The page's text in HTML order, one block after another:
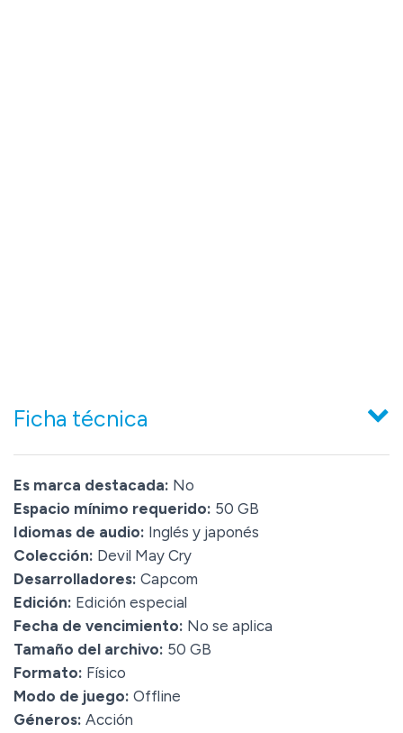
Ficha técnica
Es marca destacada: No
Espacio mínimo requerido: 50 GB
Idiomas de audio: Inglés y japonés
Colección: Devil May Cry
Desarrolladores: Capcom
Edición: Edición especial
Fecha de vencimiento: No se aplica
Tamaño del archivo: 50 GB
Formato: Físico
Modo de juego: Offline
Géneros: Acción